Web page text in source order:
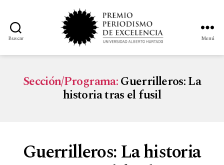
Buscar Menú
Sección/Programa:Guerrilleros: La
historia tras el fusil
Guerrilleros: La historia